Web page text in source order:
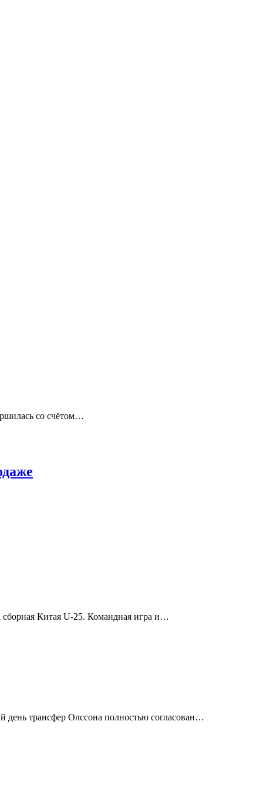
со счётом…
Китая U-25. Командная игра и…
трансфер Олссона полностью согласован…